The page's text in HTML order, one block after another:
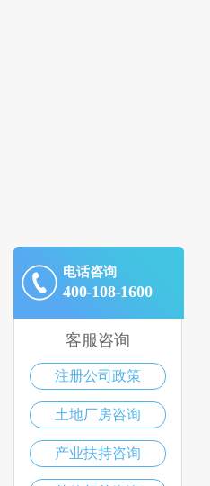
电话咨询
400-108-1600
客服咨询
注册公司政策
土地厂房咨询
产业扶持咨询